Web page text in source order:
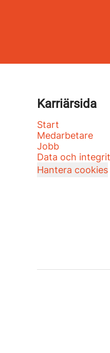
Karriärsida
Start
Medarbetare
Jobb
Data och
Hantera cookies